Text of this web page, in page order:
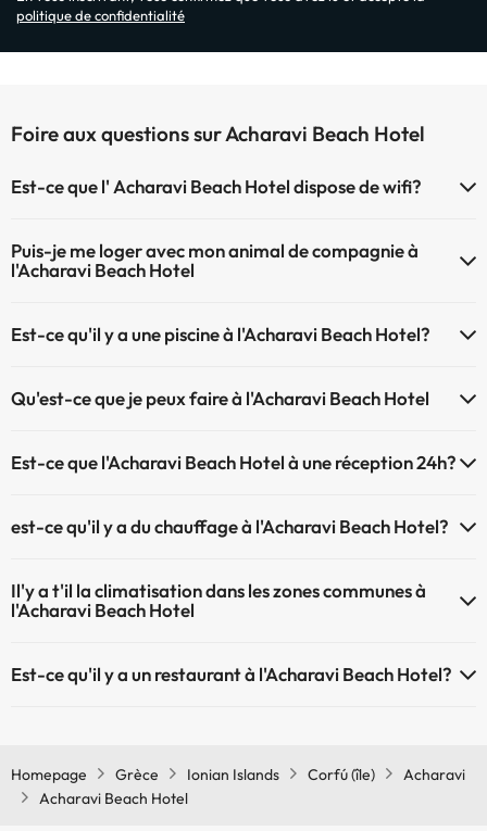
politique de confidentialité
Foire aux questions sur Acharavi Beach Hotel
Est-ce que l' Acharavi Beach Hotel dispose de wifi?
Puis-je me loger avec mon animal de compagnie à
l'Acharavi Beach Hotel
pas admis.
Est-ce qu'il y a une piscine à l'Acharavi Beach Hotel?
plus d'info sur la piscine et d'autres installations.
Qu'est-ce que je peux faire à l'Acharavi Beach Hotel
peuvent être payantes) :
Est-ce que l'Acharavi Beach Hotel à une réception 24h?
est-ce qu'il y a du chauffage à l'Acharavi Beach Hotel?
communes
Il'y a t'il la climatisation dans les zones communes à
l'Acharavi Beach Hotel
Hotel
Est-ce qu'il y a un restaurant à l'Acharavi Beach Hotel?
Homepage Grèce Ionian Islands Corfú (île)
Acharavi
Acharavi Beach Hotel